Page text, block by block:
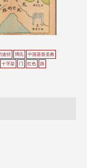
途径 博氏
中国基督圣教
十字架 门 红色 路